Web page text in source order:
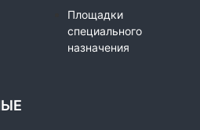
Площадки
специального
назначения